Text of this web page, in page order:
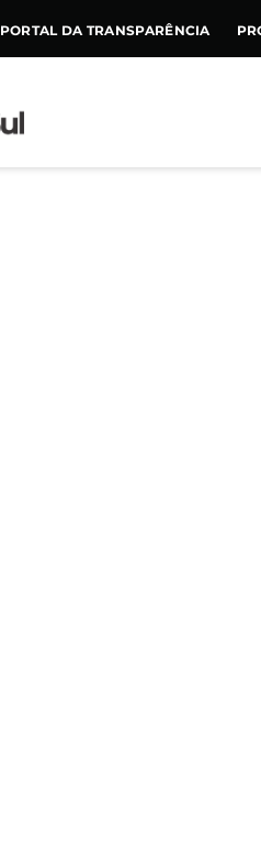
PORTAL DA TRANSPARÊNCIA